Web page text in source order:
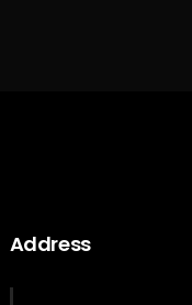
Address